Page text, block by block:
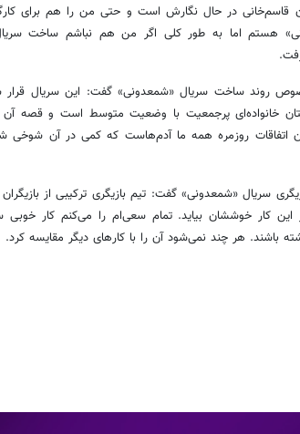
قاسم‌خانی در حال نگارش است و حتی من را هم برای
هستم اما به طور کلی اگر من هم نباشم ساخت
خانواده‌ای پرجمعیت با وضعیت متوسط است و قصه
آن اتفاقات روزمره همه ما آدم‌هاست که کمی در آن
سریال «شمعدونی» گفت: تیم بازیگری ترکیبی از
این کار خوششان بیاید. تمام سعی‌ام را می‌کنم کار خوبی
باشند. هر چند نمی‌شود آن را با کارهای دیگر مقایسه کرد.